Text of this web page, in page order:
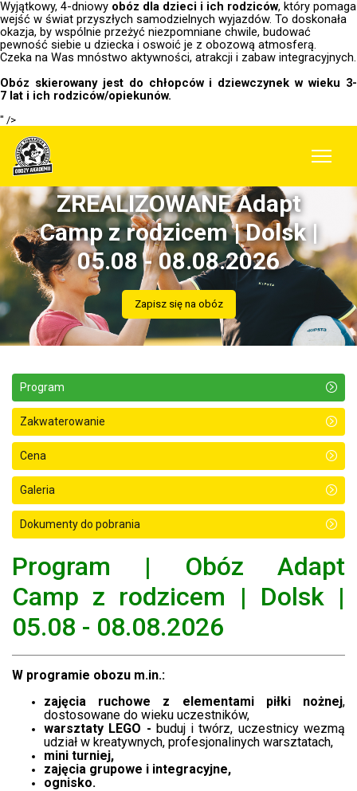
Wyjątkowy, 4-dniowy obóz dla dzieci i ich rodziców, który pomaga
wejść w świat przyszłych samodzielnych wyjazdów. To doskonała
okazja, by wspólnie przeżyć niezpomniane chwile, budować
pewność siebie u dziecka i oswoić je z obozową atmosferą.
Czeka na Was mnóstwo aktywności, atrakcji i zabaw integracyjnych.
Obóz skierowany jest do chłopców i dziewczynek w wieku 3-
7 lat i ich rodziców/opiekunów.
" />
ZREALIZOWANE Adapt
Camp z rodzicem | Dolsk |
05.08 - 08.08.2026
Zapisz się na obóz
Program
Zakwaterowanie
Cena
Galeria
Dokumenty do pobrania
Program | Obóz Adapt
Camp z rodzicem | Dolsk |
05.08 - 08.08.2026
W programie obozu m.in.:
zajęcia ruchowe z elementami piłki nożnej,
dostosowane do wieku uczestników,
warsztaty LEGO - buduj i twórz, uczestnicy wezmą
udział w kreatywnych, profesjonalinych warsztatach,
mini turniej,
zajęcia grupowe i integracyjne,
ognisko.